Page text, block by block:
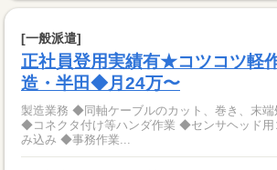
[一般派遣]
正社員登用実績有★コツコツ軽
造・半田◆月24万〜
製造業務 ◆同軸ケーブルのカット、巻き、末端
◆コネクタ付け等ハンダ作業 ◆センサヘッド用
み込み ◆事務作業...